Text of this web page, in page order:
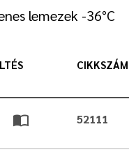
lemezek -36°C
CIKKSZÁM
import_contacts 52111